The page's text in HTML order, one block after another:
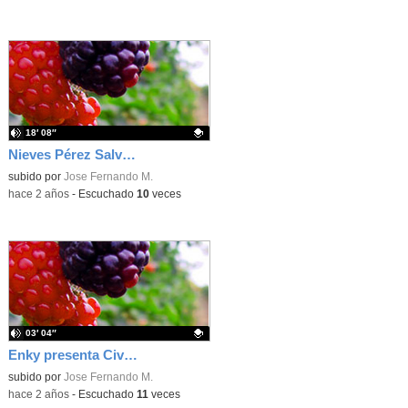
Nieves Pérez Salvador presenta Besos de vainilla (2024)
Contenido educativo.
subido por Jose Fernando M.
18′ 08″
-hace 2 años- Escuchado 10veces
Enky presenta Civil War (2024)
Contenido educativo.
subido por Jose Fernando M.
03′ 04″
-hace 2 años- Escuchado 11veces